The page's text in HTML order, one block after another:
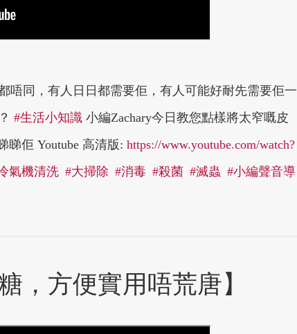
唔同，有人日日都需要佢，有人可能好耐先需要佢一
#生活小知識 小編Zachary今日教您點樣將太窄嘅皮
睇佢 Youtube 高清版: https://www.youtube.com/watch?
氣機清洗 #大掃除 #消毒 #殺菌 #滅蟲 #小編聲音導
，方便實用唔荒唐】